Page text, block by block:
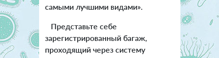
самыми лучшими видами».
Представьте себе
зарегистрированный багаж,
проходящий через систему